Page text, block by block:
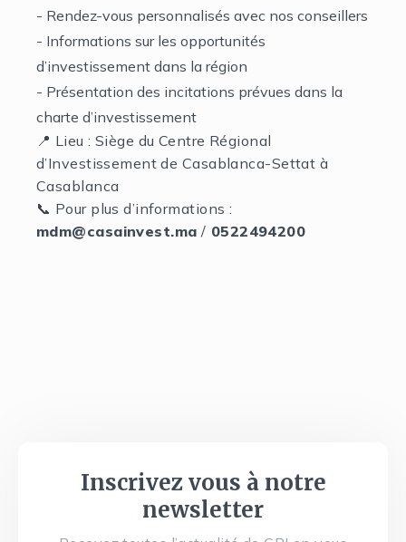
- Rendez-vous personnalisés avec nos conseillers
- Informations sur les opportunités
d’investissement dans la région
- Présentation des incitations prévues dans la
charte d’investissement
📍 Lieu : Siège du Centre Régional
d’Investissement de Casablanca-Settat à
Casablanca
📞 Pour plus d’informations :
mdm@casainvest.ma / 0522494200
Inscrivez vous à notre
newsletter